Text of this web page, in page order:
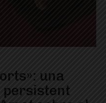
una
persistent